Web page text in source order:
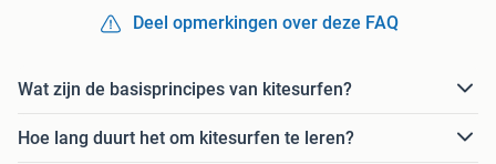
Deel opmerkingen over deze FAQ
Wat zijn de basisprincipes van kitesurfen?
Hoe lang duurt het om kitesurfen te leren?